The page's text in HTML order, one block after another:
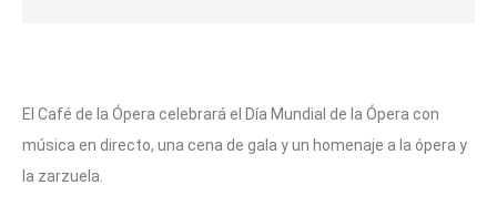
El Café de la Ópera celebrará el Día Mundial de la Ópera con
música en directo, una cena de gala y un homenaje a la ópera y
la zarzuela.